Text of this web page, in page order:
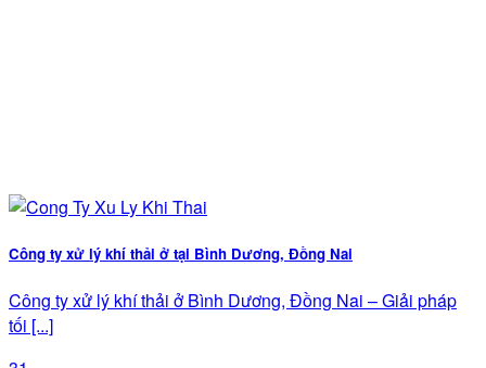
Công ty xử lý khí thải ở tại Bình Dương, Đồng Nai
Công ty xử lý khí thải ở Bình Dương, Đồng Nai – Giải pháp
tối [...]